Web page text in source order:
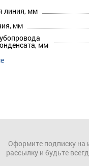
линия, мм
мм
мм
Оформите подписку
рассылку и будьте